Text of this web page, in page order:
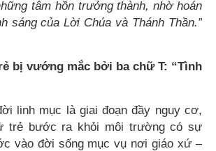
tâm hồn trưởng thành, nhờ hoán
sáng của Lời Chúa và Thánh Thần.”
bị vướng mắc bởi ba chữ T: “Tình
linh mục là giai đoạn đầy nguy cơ,
trẻ bước ra khỏi môi trường có sự
vào đời sống mục vụ nơi giáo xứ –